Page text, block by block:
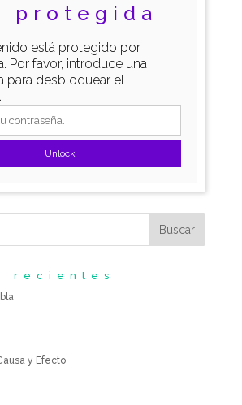
protegida
está protegido por
Por favor, introduce una
para desbloquear el
Unlock
recientes
y Efecto